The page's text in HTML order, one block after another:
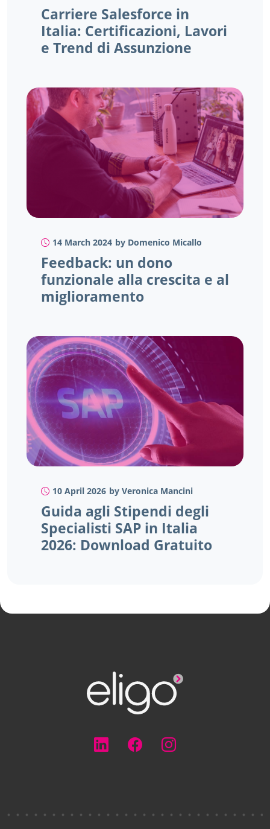
Carriere Salesforce in
Italia: Certificazioni, Lavori
e Trend di Assunzione
14 March 2024 by Domenico Micallo
Feedback: un dono
funzionale alla crescita e al
miglioramento
10 April 2026 by Veronica Mancini
Guida agli Stipendi degli
Specialisti SAP in Italia
2026: Download Gratuito